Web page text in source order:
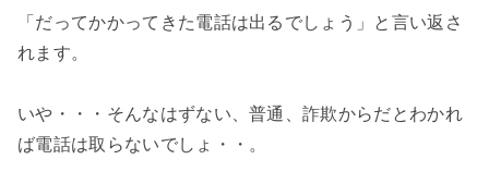
「だってかかってきた電話は出るでしょう」と言い返さ
れます。
いや・・・そんなはずない、普通、詐欺からだとわかれ
ば電話は取らないでしょ・・。